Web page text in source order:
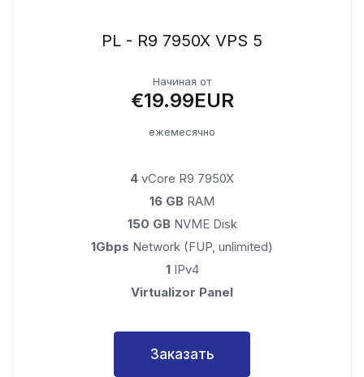
PL - R9 7950X VPS 5
Начиная от
€19.99EUR
ежемесячно
4 vCore R9 7950X
16 GB RAM
150 GBNVME Disk
1Gbps Network (FUP, unlimited)
1IPv4
Virtualizor Panel
Заказать